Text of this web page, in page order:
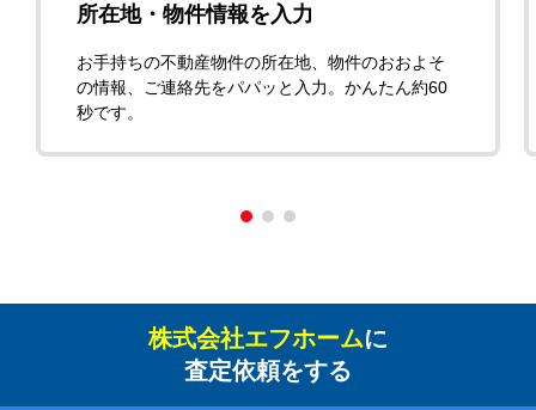
所在地・物件情報を入力
お手持ちの不動産物件の所在地、物件のおおよそ
の情報、ご連絡先をパパッと入力。かんたん約60
秒です。
株式会社エフホームに
査定依頼をする